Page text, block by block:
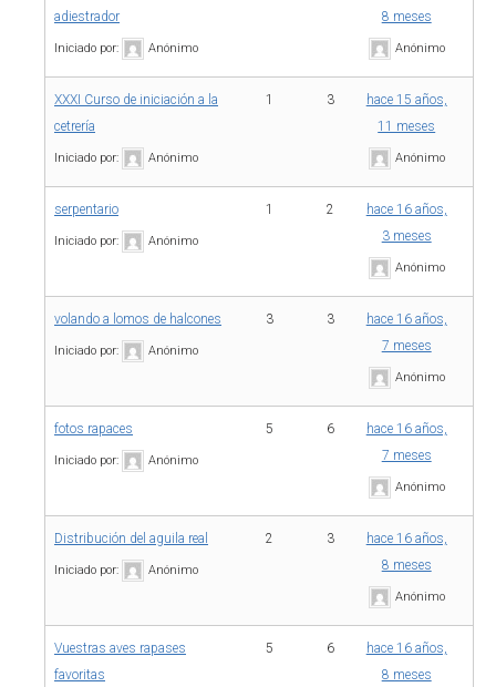
adiestrador
Iniciado por: Anónimo
8 meses
Anónimo
XXXI Curso de iniciación a la
cetrería
Iniciado por: Anónimo
1 3
hace 15 años,
11 meses
Anónimo
serpentario
Iniciado por: Anónimo
1 2
hace 16 años,
3 meses
Anónimo
volando a lomos de halcones
Iniciado por: Anónimo
3 3
hace 16 años,
7 meses
Anónimo
fotos rapaces
Iniciado por: Anónimo
5 6
hace 16 años,
7 meses
Anónimo
Distribución del aguila real
Iniciado por: Anónimo
2 3
hace 16 años,
8 meses
Anónimo
Vuestras aves rapases
favoritas
5 6
hace 16 años,
8 meses